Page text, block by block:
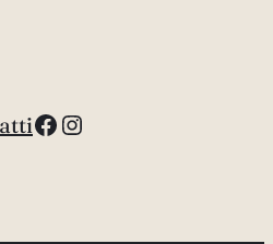
Facebook
Instagram